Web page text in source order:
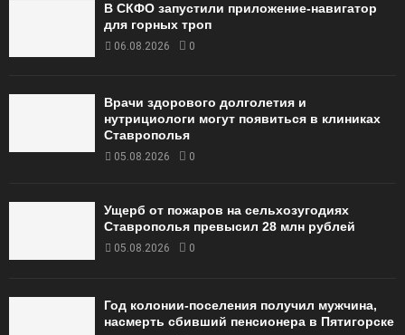
В СКФО запустили приложение-навигатор
для горных троп
06.08.2026 0
Врачи здорового долголетия и
нутрициологи могут появиться в клиниках
Ставрополья
05.08.2026 0
Ущерб от пожаров на сельхозугодиях
Ставрополья превысил 28 млн рублей
05.08.2026 0
Год колонии-поселения получил мужчина,
насмерть сбивший пенсионера в Пятигорске